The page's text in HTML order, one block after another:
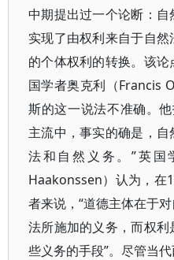
中期提出过一个论断：
实现了由权利来自于自
的个体权利的转换。该
国学者奥克利（Francis
斯的这一说法不准确。
主流中，事实的确是，
法和自然义务。”英国
Haakonssen）认为，在
者来说，“道德主体在于
法所施加的义务，而权
些义务的手段”。尽管当